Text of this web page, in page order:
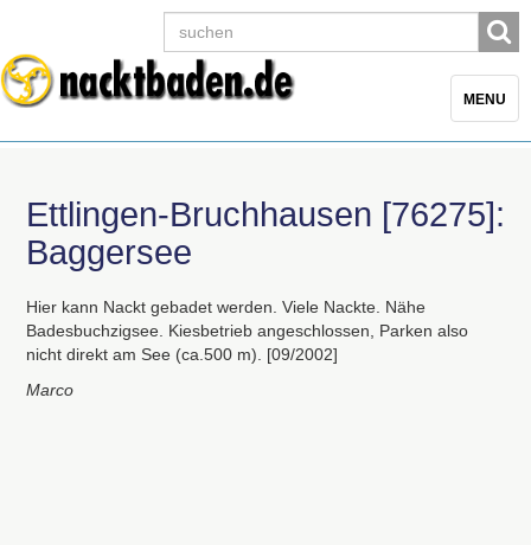
Toggle
MENU
Ettlingen-Bruchhausen [76275]:
Baggersee
Hier kann Nackt gebadet werden. Viele Nackte. Nähe
Badesbuchzigsee. Kiesbetrieb angeschlossen, Parken also
nicht direkt am See (ca.500 m). [09/2002]
Marco